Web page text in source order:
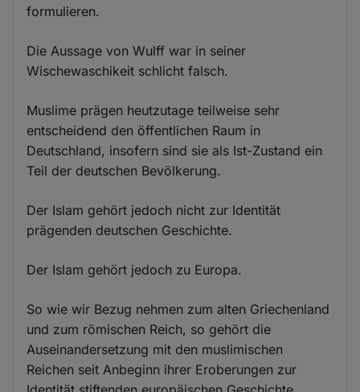
formulieren.
Die Aussage von Wulff war in seiner
Wischewaschikeit schlicht falsch.
Muslime prägen heutzutage teilweise sehr
entscheidend den öffentlichen Raum in
Deutschland, insofern sind sie als Ist-Zustand ein
Teil der deutschen Bevölkerung.
Der Islam gehört jedoch nicht zur Identität
prägenden deutschen Geschichte.
Der Islam gehört jedoch zu Europa.
So wie wir Bezug nehmen zum alten Griechenland
und zum römischen Reich, so gehört die
Auseinandersetzung mit den muslimischen
Reichen seit Anbeginn ihrer Eroberungen zur